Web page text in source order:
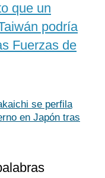
que un
podría
Fuerzas de
se perfila
en Japón tras